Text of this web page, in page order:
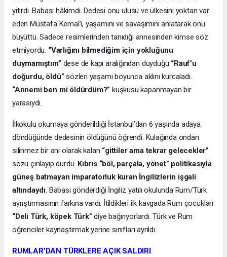
yitirdi. Babası hâkimdi. Dedesi onu ulusu ve ülkesini yoktan var
eden Mustafa Kemal’i, yaşamını ve savaşımını anlatarak onu
büyüttü. Sadece resimlerinden tanıdığı annesinden kimse söz
etmiyordu. “Varlığını bilmediğim için yokluğunu
duymamıştım” dese de kapı aralığından duyduğu “Rauf’u
doğurdu, öldü” sözleri yaşamı boyunca aklını kurcaladı.
“Annemi ben mi öldürdüm?” kuşkusu kapanmayan bir
yarasıydı.
İlkokulu okumaya gönderildiği İstanbul’dan 6 yaşında adaya
döndüğünde dedesinin öldüğünü öğrendi. Kulağında ondan
silinmez bir anı olarak kalan “gittiler ama tekrar gelecekler”
sözü çınlayıp durdu. Kıbrıs “böl, parçala, yönet” politikasıyla
güneş batmayan imparatorluk kuran İngilizlerin işgali
altındaydı. Babası gönderdiği İngiliz yatılı okulunda Rum/Türk
ayrıştırmasının farkına vardı. İtildikleri ilk kavgada Rum çocukları
“Deli Türk, köpek Türk” diye bağırıyorlardı. Türk ve Rum
öğrenciler kaynaştırmak yerine sınıfları ayrıldı.
RUMLAR’DAN TÜRKLERE AÇIK SALDIRI